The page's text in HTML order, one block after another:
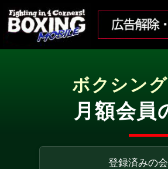
ボクシン
月額会員
登録済みの会